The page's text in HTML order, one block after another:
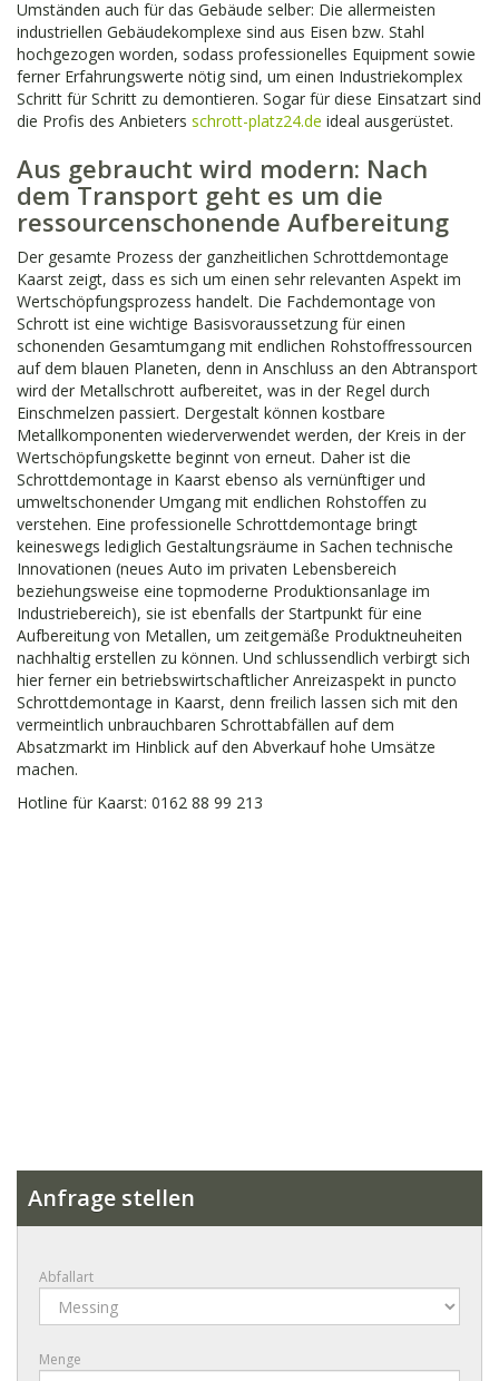
Umständen auch für das Gebäude selber: Die allermeisten
industriellen Gebäudekomplexe sind aus Eisen bzw. Stahl
hochgezogen worden, sodass professionelles Equipment sowie
ferner Erfahrungswerte nötig sind, um einen Industriekomplex
Schritt für Schritt zu demontieren. Sogar für diese Einsatzart sind
die Profis des Anbieters schrott-platz24.de ideal ausgerüstet.
Aus gebraucht wird modern: Nach
dem Transport geht es um die
ressourcenschonende Aufbereitung
Der gesamte Prozess der ganzheitlichen Schrottdemontage
Kaarst zeigt, dass es sich um einen sehr relevanten Aspekt im
Wertschöpfungsprozess handelt. Die Fachdemontage von
Schrott ist eine wichtige Basisvoraussetzung für einen
schonenden Gesamtumgang mit endlichen Rohstoffressourcen
auf dem blauen Planeten, denn in Anschluss an den Abtransport
wird der Metallschrott aufbereitet, was in der Regel durch
Einschmelzen passiert. Dergestalt können kostbare
Metallkomponenten wiederverwendet werden, der Kreis in der
Wertschöpfungskette beginnt von erneut. Daher ist die
Schrottdemontage in Kaarst ebenso als vernünftiger und
umweltschonender Umgang mit endlichen Rohstoffen zu
verstehen. Eine professionelle Schrottdemontage bringt
keineswegs lediglich Gestaltungsräume in Sachen technische
Innovationen (neues Auto im privaten Lebensbereich
beziehungsweise eine topmoderne Produktionsanlage im
Industriebereich), sie ist ebenfalls der Startpunkt für eine
Aufbereitung von Metallen, um zeitgemäße Produktneuheiten
nachhaltig erstellen zu können. Und schlussendlich verbirgt sich
hier ferner ein betriebswirtschaftlicher Anreizaspekt in puncto
Schrottdemontage in Kaarst, denn freilich lassen sich mit den
vermeintlich unbrauchbaren Schrottabfällen auf dem
Absatzmarkt im Hinblick auf den Abverkauf hohe Umsätze
machen.
Hotline für Kaarst: 0162 88 99 213
Anfrage stellen
Abfallart
Menge